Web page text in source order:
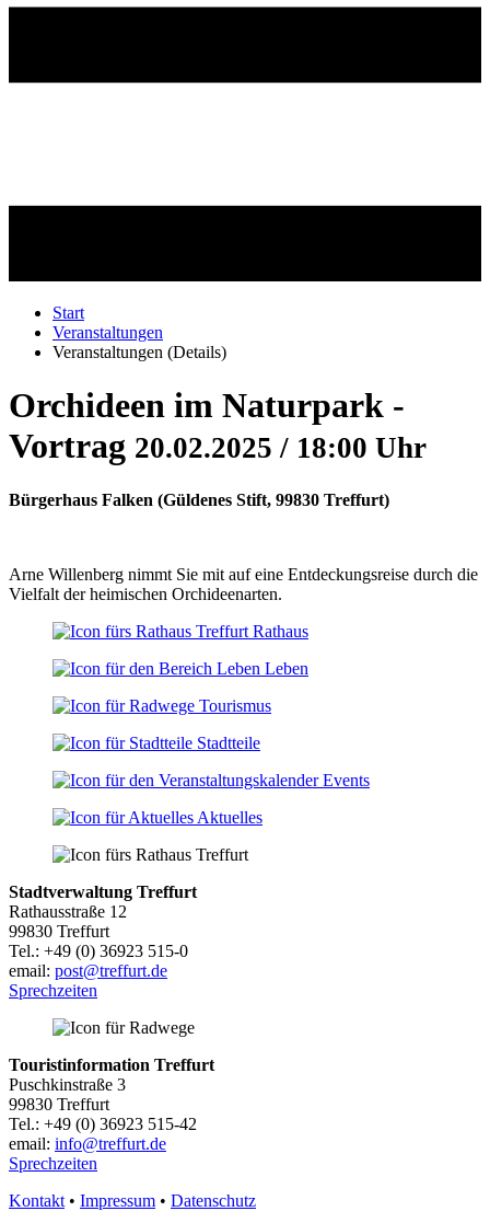
Start
Veranstaltungen
Veranstaltungen (Details)
Orchideen im Naturpark -
Vortrag 20.02.2025 / 18:00 Uhr
Bürgerhaus Falken (Güldenes Stift, 99830 Treffurt)
Arne Willenberg nimmt Sie mit auf eine Entdeckungsreise durch die
Vielfalt der heimischen Orchideenarten.
Rathaus
Leben
Tourismus
Stadtteile
Events
Aktuelles
Stadtverwaltung Treffurt
Rathausstraße 12
99830 Treffurt
Tel.: +49 (0) 36923 515-0
email: post@treffurt.de
Sprechzeiten
Touristinformation Treffurt
Puschkinstraße 3
99830 Treffurt
Tel.: +49 (0) 36923 515-42
email: info@treffurt.de
Sprechzeiten
Kontakt • Impressum • Datenschutz